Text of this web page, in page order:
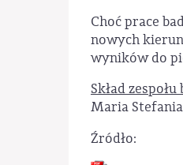
Choć prace
nowych
wyników do
Skład
Maria
Źródło: